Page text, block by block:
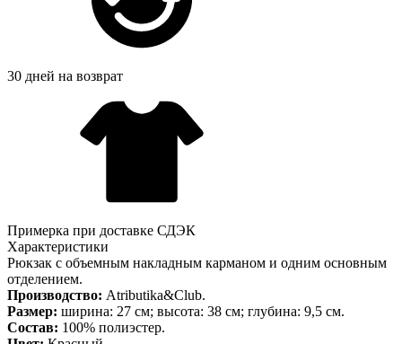
30 дней на возврат
Примерка при доставке СДЭК
Характеристики
Рюкзак с объемным накладным карманом и одним основным
отделением.
Производство: Atributika&Club.
Размер: ширина: 27 см; высота: 38 см; глубина: 9,5 см.
Состав: 100% полиэстер.